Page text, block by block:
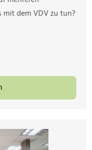
dem VDV zu tun?